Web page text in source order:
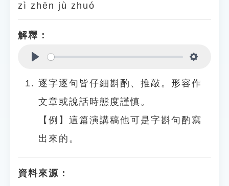
zì zhēn jù zhuó
解釋：
逐字逐句皆仔細斟酌、推敲。形容作
文章或說話時態度謹慎。
【例】這篇演講稿他可是字斟句酌寫
出來的。
資料來源：